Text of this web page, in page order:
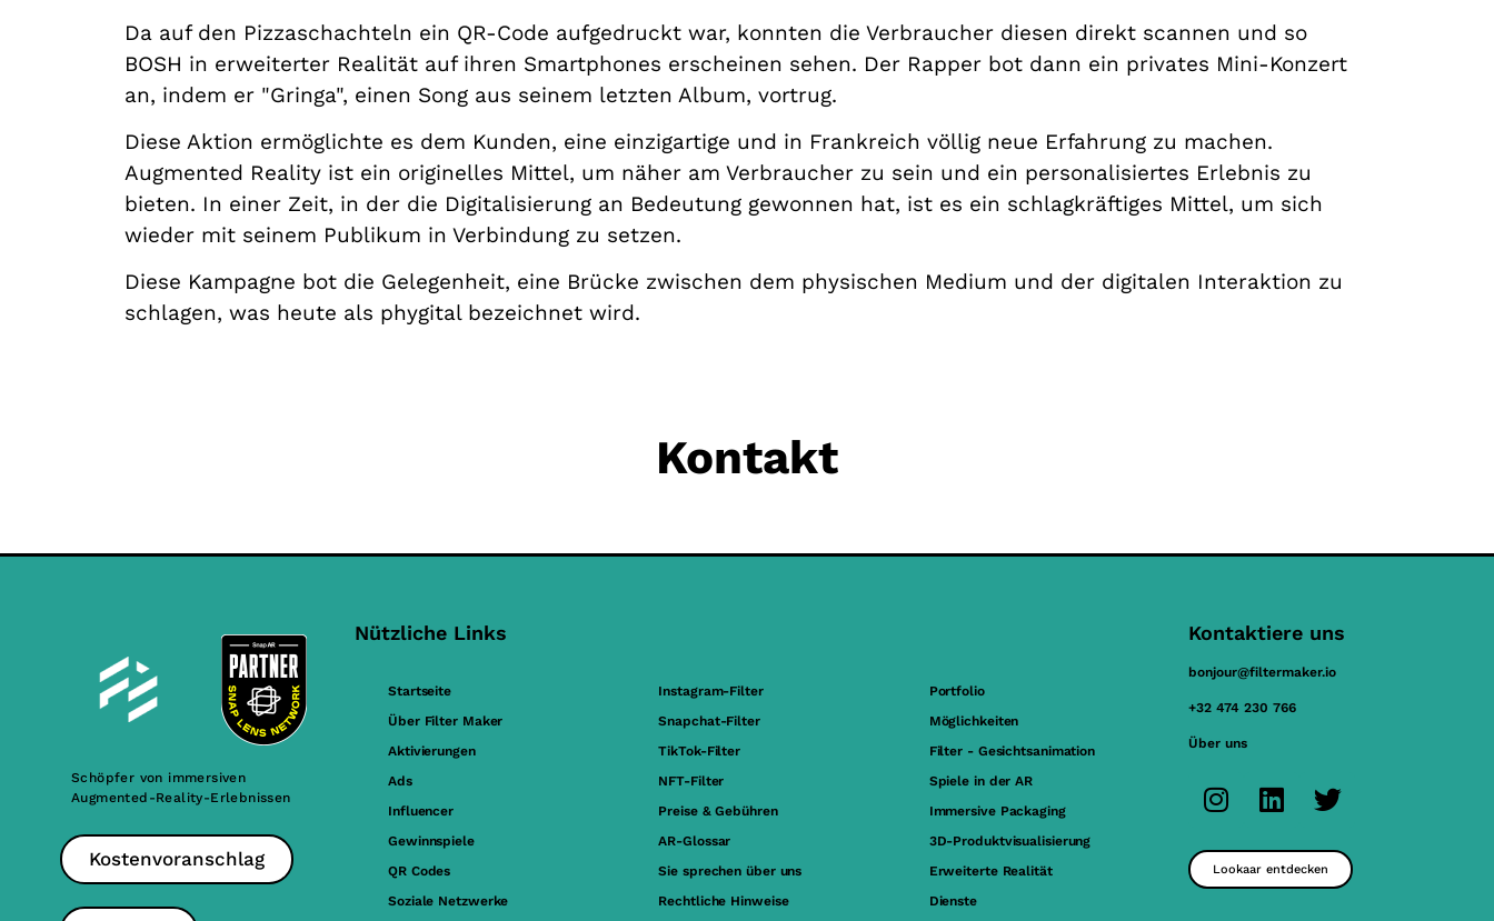
Da auf den Pizzaschachteln ein QR-Code aufgedruckt war, konnten die Verbraucher diesen direkt scannen und so
BOSH in erweiterter Realität auf ihren Smartphones erscheinen sehen. Der Rapper bot dann ein privates Mini-Konzert
an, indem er "Gringa", einen Song aus seinem letzten Album, vortrug.
Diese Aktion ermöglichte es dem Kunden, eine einzigartige und in Frankreich völlig neue Erfahrung zu machen.
Augmented Reality ist ein originelles Mittel, um näher am Verbraucher zu sein und ein personalisiertes Erlebnis zu
bieten. In einer Zeit, in der die Digitalisierung an Bedeutung gewonnen hat, ist es ein schlagkräftiges Mittel, um sich
wieder mit seinem Publikum in Verbindung zu setzen.
Diese Kampagne bot die Gelegenheit, eine Brücke zwischen dem physischen Medium und der digitalen Interaktion zu
schlagen, was heute als phygital bezeichnet wird.
Kontakt
Schöpfer von immersiven
Augmented-Reality-Erlebnissen
Kostenvoranschlag
Nützliche Links
Startseite
Über Filter Maker
Aktivierungen
Ads
Influencer
Gewinnspiele
QR Codes
Soziale Netzwerke
Instagram-Filter
Snapchat-Filter
TikTok-Filter
NFT-Filter
Preise & Gebühren
AR-Glossar
Sie sprechen über uns
Rechtliche Hinweise
Portfolio
Möglichkeiten
Filter - Gesichtsanimation
Spiele in der AR
Immersive Packaging
3D-Produktvisualisierung
Erweiterte Realität
Dienste
Kontaktiere uns
bonjour@filtermaker.io
+32 474 230 766
Über uns
Lookaar entdecken